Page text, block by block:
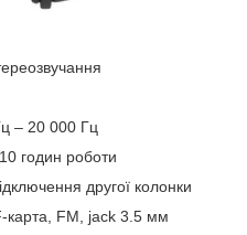
– 20 000 Гц
годин роботи
другої колонки
карта, FM, jack 3.5 мм